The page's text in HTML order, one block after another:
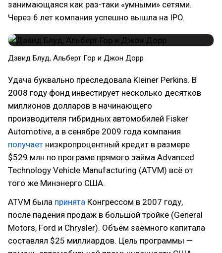
занимающаяся как раз-таки «умными» сетями.
Через 6 лет компания успешно вышла на IPO.
Дэвид Блуд, Альберт Гор и Джон Дорр
Удача буквально преследовала Kleiner Perkins. В
2008 году фонд инвестирует несколько десятков
миллионов долларов в начинающего
производителя гибридных автомобилей Fisker
Automotive, а в сенябре 2009 года компания
получает низкропроцентный кредит в размере
$529 млн по програме прямого займа Advanced
Technology Vehicle Manufacturing (ATVM) всё от
того же Минэнерго США.
ATVM была принята Конгрессом в 2007 году,
после падения продаж в большой тройке (General
Motors, Ford и Chrysler). Объём заёмного капитала
составлял $25 миллиардов. Цель программы —